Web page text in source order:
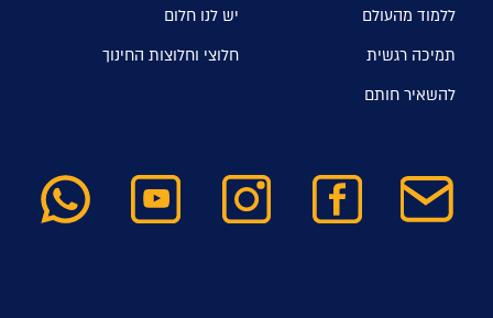
ללמוד מהעולם
יש לנו חלום
תמיכה רגשית
חלוצי וחלוצות החינוך
להשאיר חותם